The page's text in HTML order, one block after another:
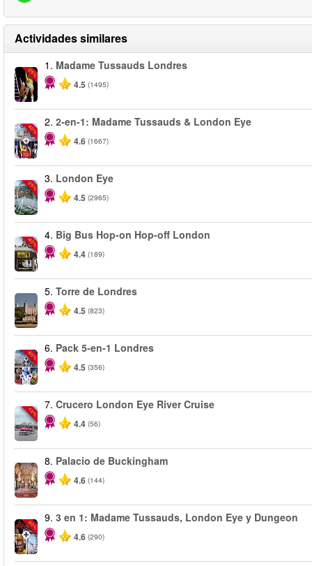
Actividades similares
-25%
1. Madame Tussauds Londres
4.5 (1495)
-40%
2. 2-en-1: Madame Tussauds & London Eye
4.6 (1667)
-25%
3. London Eye
4.5 (2965)
-40%
4. Big Bus Hop-on Hop-off London
4.4 (189)
5. Torre de Londres
4.5 (823)
-60%
6. Pack 5-en-1 Londres
4.5 (356)
-10%
7. Crucero London Eye River Cruise
4.4 (56)
8. Palacio de Buckingham
4.6 (144)
-30%
9. 3 en 1: Madame Tussauds, London Eye y Dungeon
4.6 (290)